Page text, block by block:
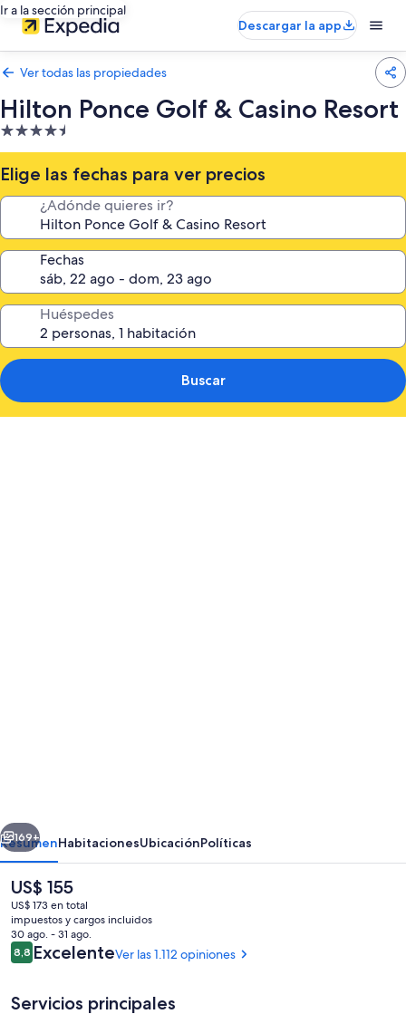
Ir a la sección principal
Descargar la app
Ver todas las propiedades
Hilton Ponce Golf & Casino Resort
Propiedad
de
4.5
estrellas
Elige las fechas para ver precios
¿Adónde quieres ir?
Fechas
Huéspedes
Buscar
Casino
Resort
Siguiente
169+
ResumenHabitacionesUbicaciónPolíticas
El
precio
actual
es
de
US$ 155
US$ 155
US$ 173 en total
impuestos y cargos incluidos
30 ago. - 31 ago.
Opiniones
8,88,8 de 10
ExcelenteVer las 1.112 opiniones
Servicios principales